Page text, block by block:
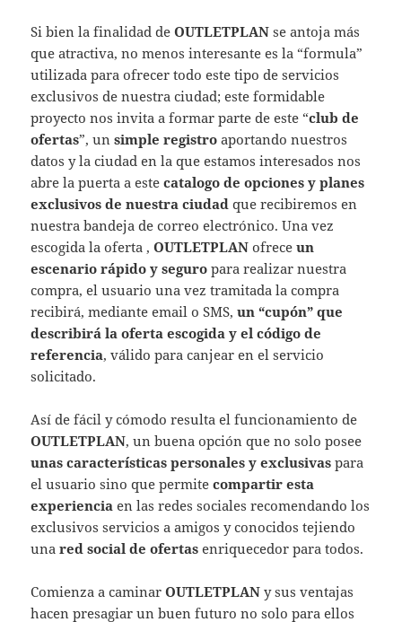
Si bien la finalidad deOUTLETPLAN se antoja más
que atractiva, no menos interesante es la “formula”
utilizada para ofrecer todo este tipo de servicios
exclusivos de nuestra ciudad; este formidable
proyecto nos invita a formar parte de este “club de
ofertas”, unsimple registro aportando nuestros
datos y la ciudad en la que estamos interesados nos
abre la puerta a estecatalogo de opciones y planes
exclusivos de nuestra ciudad que recibiremos en
nuestra bandeja de correo electrónico. Una vez
escogida la oferta ,OUTLETPLAN ofreceun
escenario rápido y seguro para realizar nuestra
compra, el usuario una vez tramitada la compra
recibirá, mediante email o SMS,un “cupón” que
describirá la oferta escogida y el código de
referencia, válido para canjear en el servicio
solicitado.
Así de fácil y cómodo resulta el funcionamiento de
OUTLETPLAN, un buena opción que no solo posee
unas características personales y exclusivas para
el usuario sino que permitecompartir esta
experiencia en las redes sociales recomendando los
exclusivos servicios a amigos y conocidos tejiendo
unared social de ofertas enriquecedor para todos.
Comienza a caminarOUTLETPLAN y sus ventajas
hacen presagiar un buen futuro no solo para ellos